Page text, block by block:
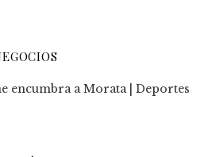
encumbra a Morata | Deportes